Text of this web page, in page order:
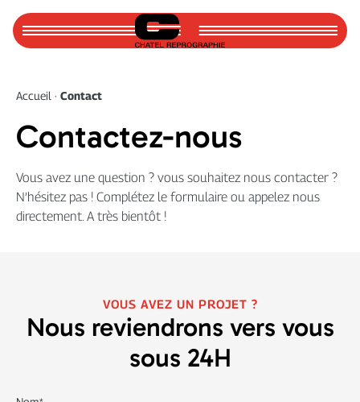
Accueil
À propos
Pour nous joindre
PLIAGE & DÉCOUPE DE PLANS
Accueil · Contact
Contactez-nous
Vous avez une question ? vous souhaitez nous contacter ?
N’hésitez pas ! Complétez le formulaire ou appelez nous
directement. A très bientôt !
VOUS AVEZ UN PROJET ?
Nous reviendrons vers vous
sous 24H